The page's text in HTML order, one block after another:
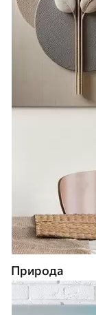
Природа